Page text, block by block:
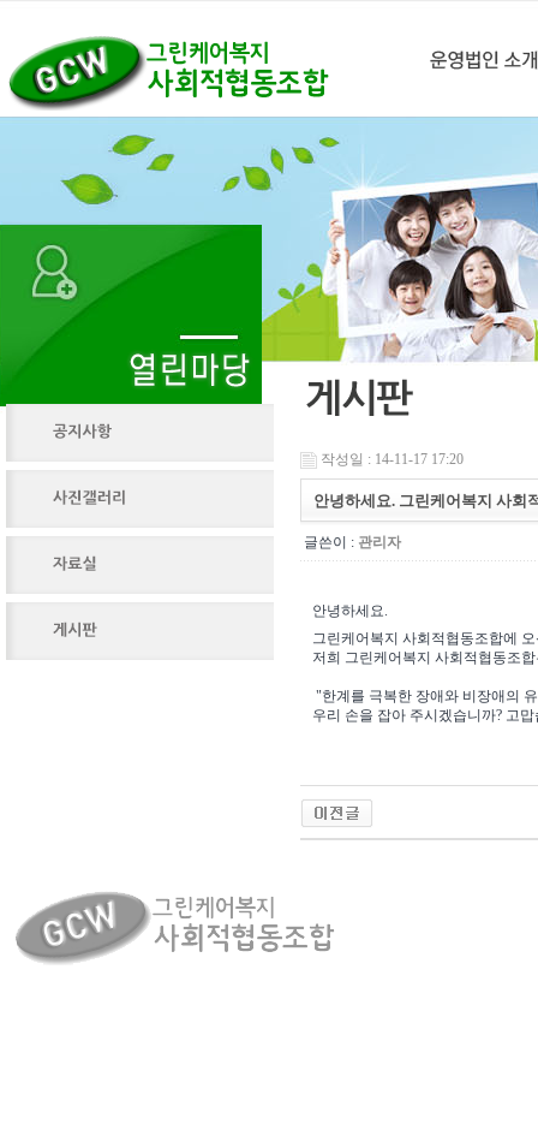
작성일 : 14-11-17 17:20
안녕하세요. 그린케어복지 사회
글쓴이 : 관리자
안녕하세요.
그린케어복지 사회적협동조합에
저희 그린케어복지 사회적협동조
"한계를 극복한 장애와 비장애의
우리 손을 잡아 주시겠습니까? 고